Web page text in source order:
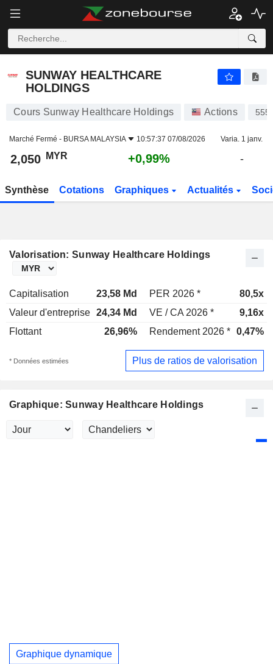
SUNWAY HEALTHCARE
HOLDINGS
Cours Sunway Healthcare Holdings Actions
Marché Fermé - BURSA MALAYSIA 10:57:37 07/08/2026 Varia. 1 janv.
2,050 MYR +0,99% -
Synthèse Cotations Graphiques Actualités
Valorisation: Sunway Healthcare Holdings
Capitalisation 23,58 Md PER 2026 *
80,5x
Valeur d'entreprise 24,34 Md VE / CA 2026 *
9,16x
Flottant
26,96% Rendement 2026 * 0,47%
* Données estimées Plus de ratios de valorisation
Graphique: Sunway Healthcare Holdings
Graphique dynamique